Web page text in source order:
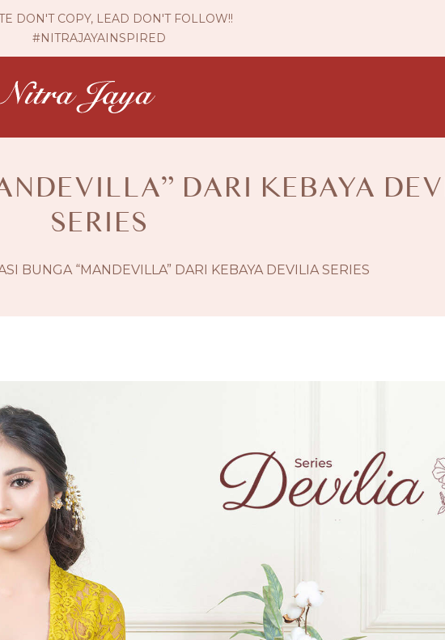
DON'T COPY, LEAD DON'T FOLLOW!!
#NITRAJAYAINSPIRED
DARI KEBAYA
SERIES
BUNGA “MANDEVILLA” DARI KEBAYA DEVILIA SERIES